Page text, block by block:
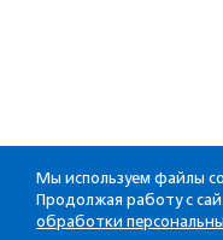
Мы используем файлы
Продолжая работу с
обработки